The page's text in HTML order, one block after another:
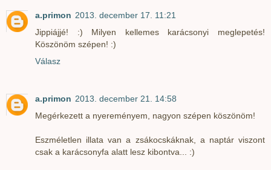
a.primon 2013. december 17. 11:21
Jippiájjé! :) Milyen kellemes karácsonyi meglepetés!
Köszönöm szépen! :)
Válasz
a.primon 2013. december 21. 14:58
Megérkezett a nyereményem, nagyon szépen köszönöm!
Eszméletlen illata van a zsákocskáknak, a naptár viszont
csak a karácsonyfa alatt lesz kibontva... :)